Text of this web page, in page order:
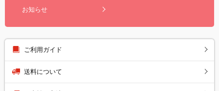
お知らせ
ご利用ガイド
送料について